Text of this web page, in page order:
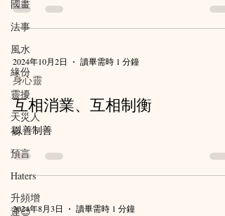
國畫
法事
風水
緣份
靈擾
天災人
禍
預言
Haters
升頻增
運😉
2024年10月2日 讀畢需時 1 分鐘
身心靈
互相消業、互相制衡
以善制善
2024年8月3日 讀畢需時 1 分鐘